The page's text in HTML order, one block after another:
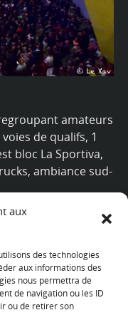
aux
des technologies
aux informations des
nous permettra de
de navigation ou les ID
ou de retirer son
amateurs
de qualifs, 1
bloc La Sportiva,
ambiance sud-